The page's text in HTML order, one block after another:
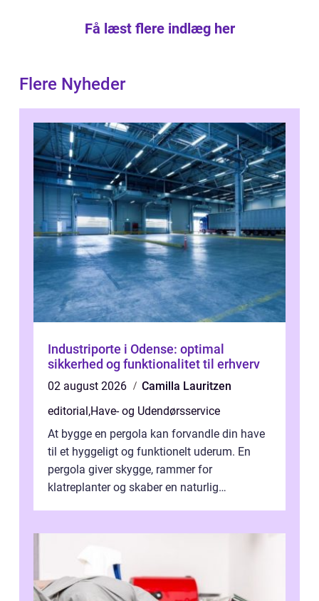
Få læst flere indlæg her
Flere Nyheder
Industriporte i Odense: optimal
sikkerhed og funktionalitet til erhverv
02 august 2026
Camilla Lauritzen
editorial,Have- og Udendørsservice
At bygge en pergola kan forvandle din have
til et hyggeligt og funktionelt uderum. En
pergola giver skygge, rammer for
klatreplanter og skaber en naturlig